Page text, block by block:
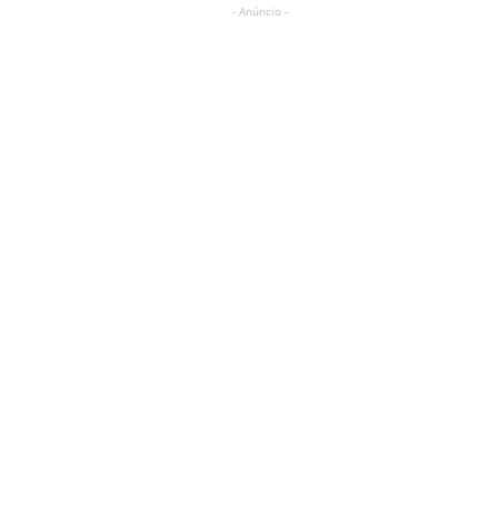
- Anúncio -